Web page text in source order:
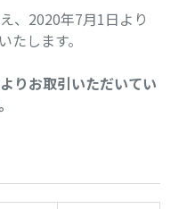
、2020年7月1日より
たします。
りお取引いただいてい